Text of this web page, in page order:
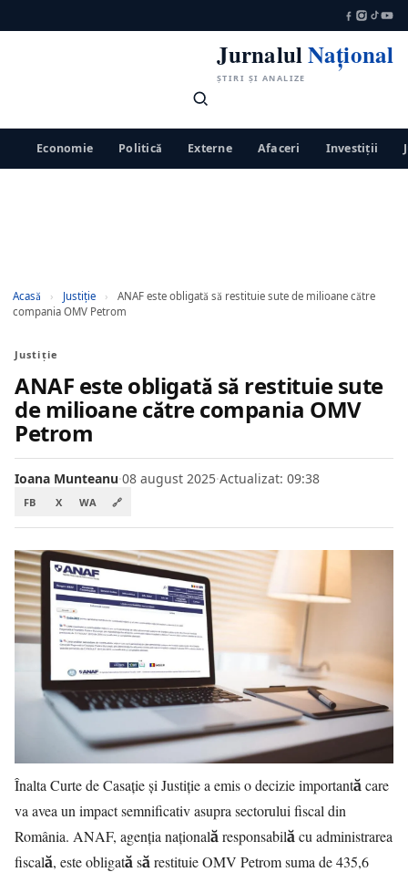
JurnalulNațional
ȘTIRI ȘI ANALIZE
Economie Politică Externe Afaceri Investiții
Acasă › Justiţie ›
ANAF este obligată să restituie sute de milioane către
compania OMV Petrom
Justiţie
ANAF este obligată să restituie sute
de milioane către compania OMV
Petrom
Ioana Munteanu·08 august 2025·Actualizat: 09:38
FB X WA 🔗
Înalta Curte de Casație și Justiție a emis o decizie importantă care
va avea un impact semnificativ asupra sectorului fiscal din
România. ANAF, agenția națională responsabilă cu administrarea
fiscală, este obligată să restituie OMV Petrom suma de 435,6